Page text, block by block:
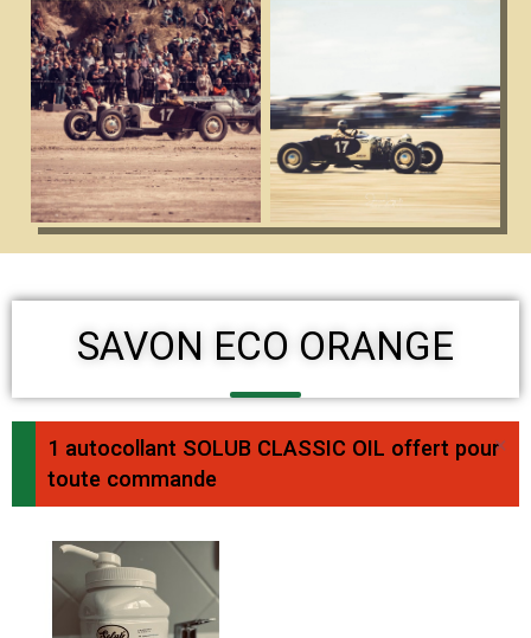
SAVON ECO ORANGE
1 autocollant SOLUB CLASSIC OIL offert pour
toute commande
×